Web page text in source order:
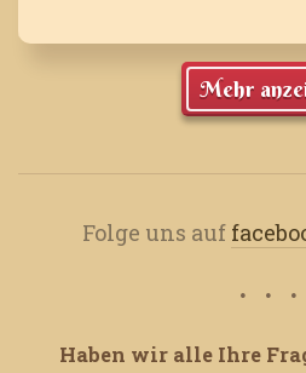
Mehr
Folge uns auf
Haben wir alle Ihre